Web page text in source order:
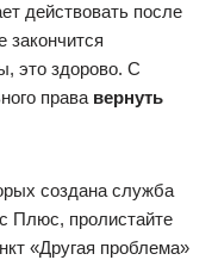
действовать после
закончится
это здорово. С
права вернуть
создана служба
Плюс, пролистайте
«Другая проблема»